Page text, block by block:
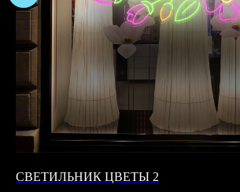
СВЕТИЛЬНИК ЦВЕТЫ 2